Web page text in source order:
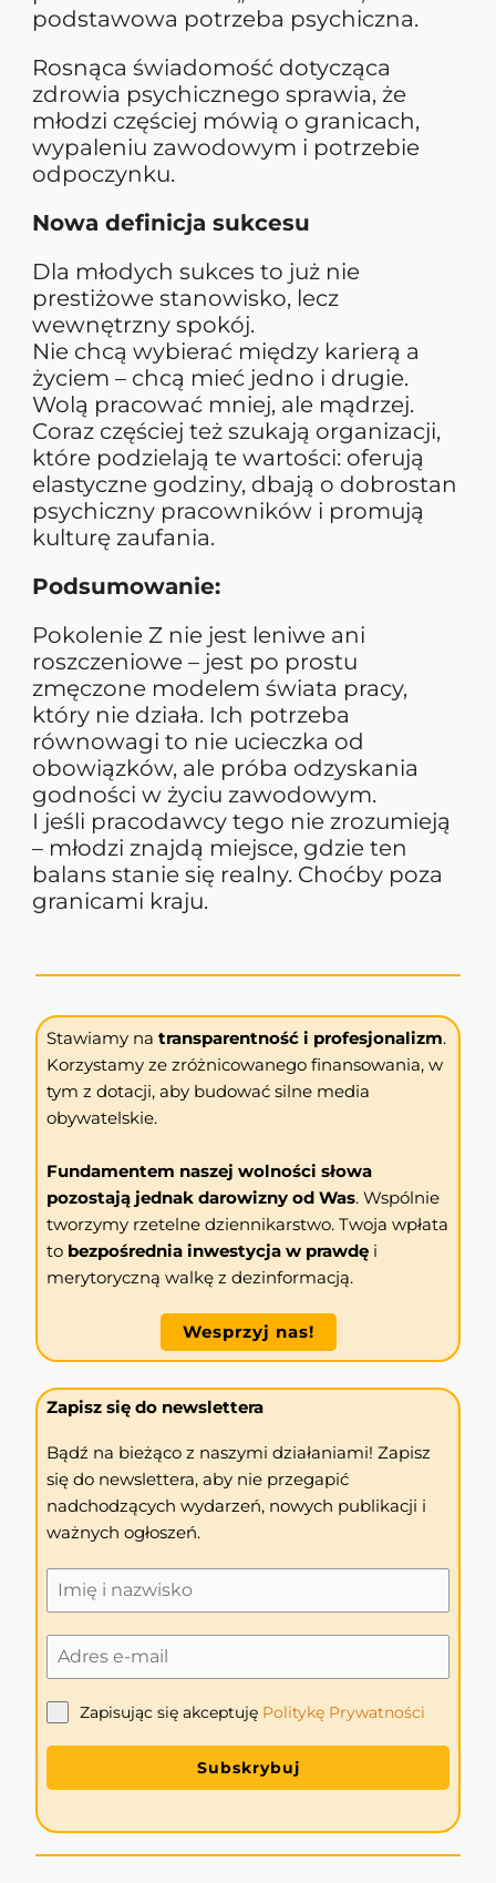
podstawowa potrzeba psychiczna.
Rosnąca świadomość dotycząca
zdrowia psychicznego sprawia, że
młodzi częściej mówią o granicach,
wypaleniu zawodowym i potrzebie
odpoczynku.
Nowa definicja sukcesu
Dla młodych sukces to już nie
prestiżowe stanowisko, lecz
wewnętrzny spokój.
Nie chcą wybierać między karierą a
życiem – chcą mieć jedno i drugie.
Wolą pracować mniej, ale mądrzej.
Coraz częściej też szukają organizacji,
które podzielają te wartości: oferują
elastyczne godziny, dbają o dobrostan
psychiczny pracowników i promują
kulturę zaufania.
Podsumowanie:
Pokolenie Z nie jest leniwe ani
roszczeniowe – jest po prostu
zmęczone modelem świata pracy,
który nie działa. Ich potrzeba
równowagi to nie ucieczka od
obowiązków, ale próba odzyskania
godności w życiu zawodowym.
I jeśli pracodawcy tego nie zrozumieją
– młodzi znajdą miejsce, gdzie ten
balans stanie się realny. Choćby poza
granicami kraju.
Stawiamy natransparentność i profesjonalizm.
Korzystamy ze zróżnicowanego finansowania, w
tym z dotacji, aby budować silne media
obywatelskie.
Fundamentem naszej wolności słowa
pozostają jednak darowizny od Was. Wspólnie
tworzymy rzetelne dziennikarstwo. Twoja wpłata
to bezpośrednia inwestycja w prawdę i
merytoryczną walkę z dezinformacją.
Wesprzyj nas!
Zapisz się do newslettera
Bądź na bieżąco z naszymi działaniami! Zapisz
się do newslettera, aby nie przegapić
nadchodzących wydarzeń, nowych publikacji i
ważnych ogłoszeń.
Zapisując się akceptuję Politykę Prywatności
Subskrybuj